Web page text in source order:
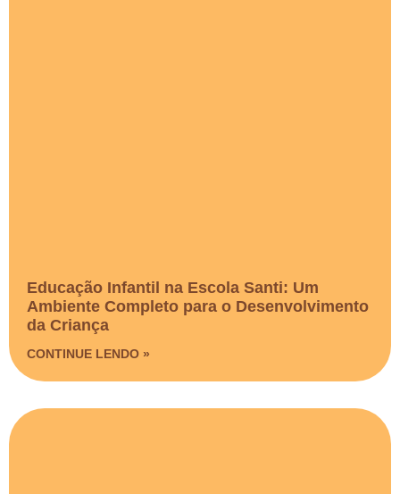
Educação Infantil na Escola Santi: Um
Ambiente Completo para o Desenvolvimento
da Criança
CONTINUE LENDO »